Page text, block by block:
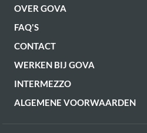
OVER GOVA
FAQ'S
CONTACT
WERKEN BIJ GOVA
INTERMEZZO
ALGEMENE VOORWAARDEN